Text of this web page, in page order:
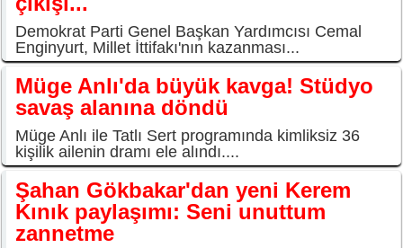
Demokrat Parti Genel Başkan Yardımcısı Cemal
Enginyurt, Millet İttifakı'nın kazanması...
Müge Anlı'da büyük kavga! Stüdyo
savaş alanına döndü
Müge Anlı ile Tatlı Sert programında kimliksiz 36
kişilik ailenin dramı ele alındı....
Şahan Gökbakar'dan yeni Kerem
Kınık paylaşımı: Seni unuttum
zannetme